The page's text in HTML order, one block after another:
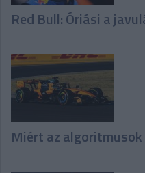
Red Bull: Óriási a
Miért az algoritmusok